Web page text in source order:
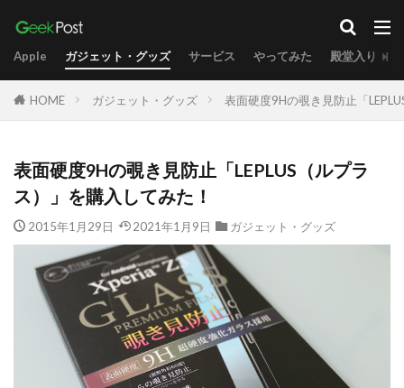
Apple ガジェット・グッズ サービス やってみた 殿堂入り
HOME ガジェット・グッズ 表面硬度9Hの覗き見防止「
表面硬度9Hの覗き見防止「LEPLUS（ルプラ
ス）」を購入してみた！
2015年1月29日 2021年1月9日 ガジェット・グッズ